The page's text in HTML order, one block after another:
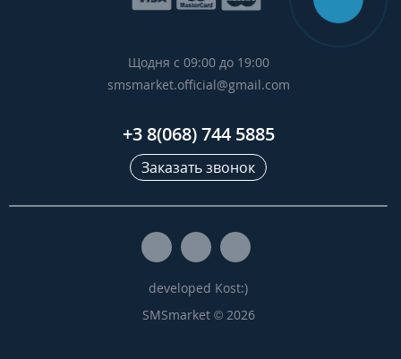
Щодня с 09:00 до 19:00
smsmarket.official@gmail.com
+3 8(068) 744 5885
Заказать звонок
SMSmarket © 2026
developed Kost:)